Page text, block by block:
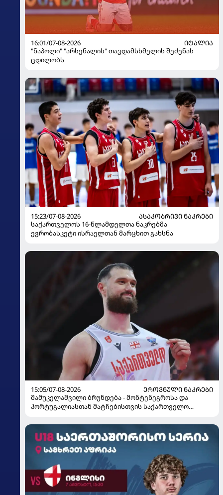
16:01/07-08-2026
ᲘᲢᲐᲚᲘᲐ
"ნაპოლი" "არსენალის" თავდამსხმელის შეძენას
ცდილობს
15:23/07-08-2026
ᲐᲡᲐᲙᲝᲑᲠᲘᲕᲘ ᲜᲐᲙᲠᲔᲑᲘ
საქართველოს 16-წლამდელთა ნაკრებმა
ევრობასკეტი ისრაელთან მარცხით გახსნა
15:05/07-08-2026
ᲔᲠᲝᲕᲜᲣᲚᲘ ᲜᲐᲙᲠᲔᲑᲘ
მამუკელაშვილი ბრუნდება - მონტენეგროსა და
პორტუგალიასთან მატჩებისთვის საქართველო